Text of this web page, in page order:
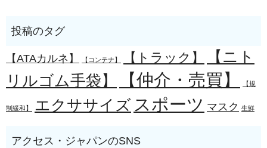
【ATAカルネ】 【コンテナ】 【トラック】
【ニト
リルゴム手袋】
【仲介・売買】 【規
制緩和】 エクササイズ スポーツ マスク 生鮮